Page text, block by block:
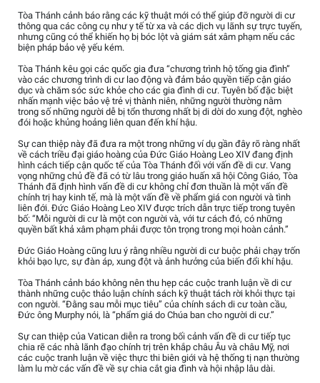
Tòa Thánh cảnh báo rằng các kỹ thuật mới có thể giúp đỡ người di cư
thông qua các công cụ như y tế từ xa và các dịch vụ lãnh sự trực tuyến,
nhưng cũng có thể khiến họ bị bóc lột và giám sát xâm phạm nếu các
biện pháp bảo vệ yếu kém.
Tòa Thánh kêu gọi các quốc gia đưa “chương trình hộ tống gia đình”
vào các chương trình di cư lao động và đảm bảo quyền tiếp cận giáo
dục và chăm sóc sức khỏe cho các gia đình di cư. Tuyên bố đặc biệt
nhấn mạnh việc bảo vệ trẻ vị thành niên, những người thường nằm
trong số những người dễ bị tổn thương nhất bị di dời do xung đột, nghèo
đói hoặc khủng hoảng liên quan đến khí hậu.
Sự can thiệp này đã đưa ra một trong những ví dụ gần đây rõ ràng nhất
về cách triều đại giáo hoàng của Đức Giáo Hoàng Leo XIV đang định
hình cách tiếp cận quốc tế của Tòa Thánh đối với vấn đề di cư. Vang
vọng những chủ đề đã có từ lâu trong giáo huấn xã hội Công Giáo, Tòa
Thánh đã định hình vấn đề di cư không chỉ đơn thuần là một vấn đề
chính trị hay kinh tế, mà là một vấn đề về phẩm giá con người và tình
liên đới. Đức Giáo Hoàng Leo XIV được trích dẫn trực tiếp trong tuyên
bố: “Mỗi người di cư là một con người và, với tư cách đó, có những
quyền bất khả xâm phạm phải được tôn trọng trong mọi hoàn cảnh.”
Đức Giáo Hoàng cũng lưu ý rằng nhiều người di cư buộc phải chạy trốn
khỏi bạo lực, sự đàn áp, xung đột và ảnh hưởng của biến đổi khí hậu.
Tòa Thánh cảnh báo không nên thu hẹp các cuộc tranh luận về di cư
thành những cuộc thảo luận chính sách kỹ thuật tách rời khỏi thực tại
con người. “Đằng sau mỗi mục tiêu” của chính sách di cư toàn cầu,
Đức ông Murphy nói, là “phẩm giá do Chúa ban cho người di cư.”
Sự can thiệp của Vatican diễn ra trong bối cảnh vấn đề di cư tiếp tục
chia rẽ các nhà lãnh đạo chính trị trên khắp châu Âu và châu Mỹ, nơi
các cuộc tranh luận về việc thực thi biên giới và hệ thống tị nạn thường
làm lu mờ các vấn đề về sự chia cắt gia đình và hội nhập lâu dài.